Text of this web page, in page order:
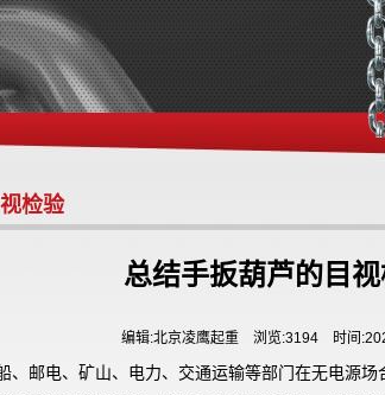
检验
总结手扳葫芦的目
编辑:北京凌鹰起重 浏览:3194 时间
、邮电、矿山、电力、交通运输等部门在无电源